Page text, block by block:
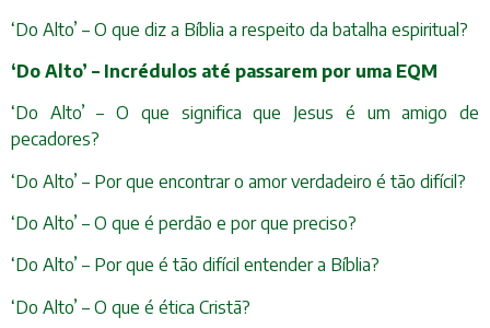
‘Do Alto’ – O que diz a Bíblia a respeito da batalha espiritual?
‘Do Alto’ – Incrédulos até passarem por uma EQM
‘Do Alto’ – O que significa que Jesus é um amigo de
pecadores?
‘Do Alto’ – Por que encontrar o amor verdadeiro é tão difícil?
‘Do Alto’ – O que é perdão e por que preciso?
‘Do Alto’ – Por que é tão difícil entender a Bíblia?
‘Do Alto’ – O que é ética Cristã?